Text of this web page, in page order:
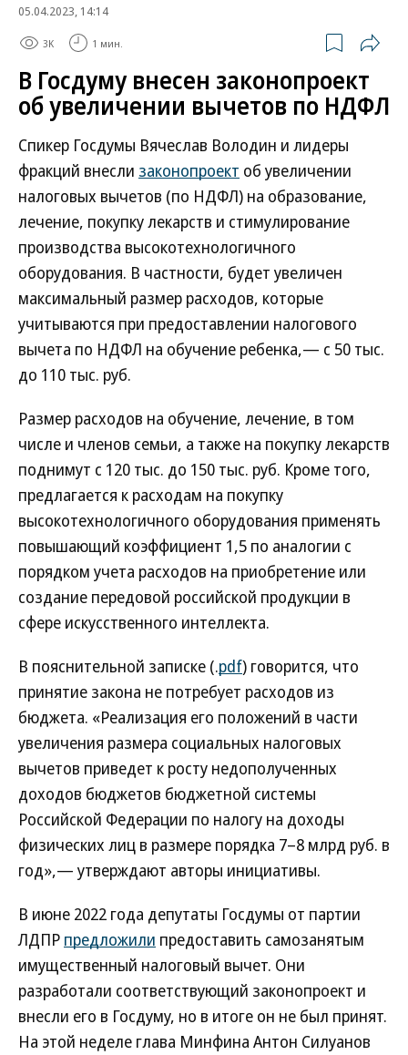
05.04.2023, 14:14
3K 1 мин.
В Госдуму внесен законопроект
об увеличении вычетов по НДФЛ
Спикер Госдумы Вячеслав Володин и лидеры
фракций внесли законопроект об увеличении
налоговых вычетов (по НДФЛ) на образование,
лечение, покупку лекарств и стимулирование
производства высокотехнологичного
оборудования. В частности, будет увеличен
максимальный размер расходов, которые
учитываются при предоставлении налогового
вычета по НДФЛ на обучение ребенка,— с 50 тыс.
до 110 тыс. руб.
Размер расходов на обучение, лечение, в том
числе и членов семьи, а также на покупку лекарств
поднимут с 120 тыс. до 150 тыс. руб. Кроме того,
предлагается к расходам на покупку
высокотехнологичного оборудования применять
повышающий коэффициент 1,5 по аналогии с
порядком учета расходов на приобретение или
создание передовой российской продукции в
сфере искусственного интеллекта.
В пояснительной записке (.pdf) говорится, что
принятие закона не потребует расходов из
бюджета. «Реализация его положений в части
увеличения размера социальных налоговых
вычетов приведет к росту недополученных
доходов бюджетов бюджетной системы
Российской Федерации по налогу на доходы
физических лиц в размере порядка 7–8 млрд руб. в
год»,— утверждают авторы инициативы.
В июне 2022 года депутаты Госдумы от партии
ЛДПР предложили предоставить самозанятым
имущественный налоговый вычет. Они
разработали соответствующий законопроект и
внесли его в Госдуму, но в итоге он не был принят.
На этой неделе глава Минфина Антон Силуанов